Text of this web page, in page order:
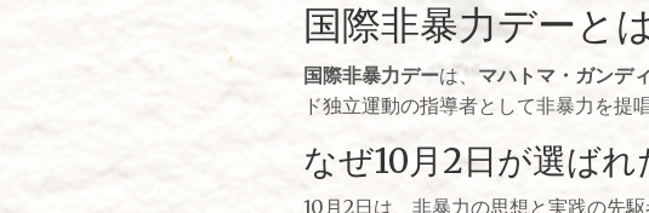
国際非暴力デーと
国際非暴力デーは、マハトマ・ガンデ
ド独立運動の指導者として非暴力を提
なぜ10月2日が選ばれ
10月2日は、非暴力の思想と実践の先